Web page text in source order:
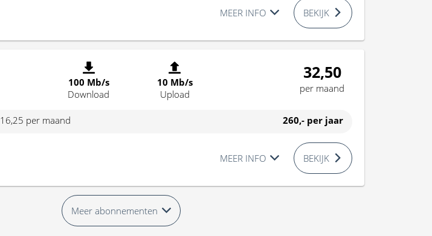
MEER INFO BEKIJK
100 Mb/s
Download
10 Mb/s
Upload
32,50
per maand
16,25 per maand 260,- per jaar
MEER INFO BEKIJK
Meer abonnementen